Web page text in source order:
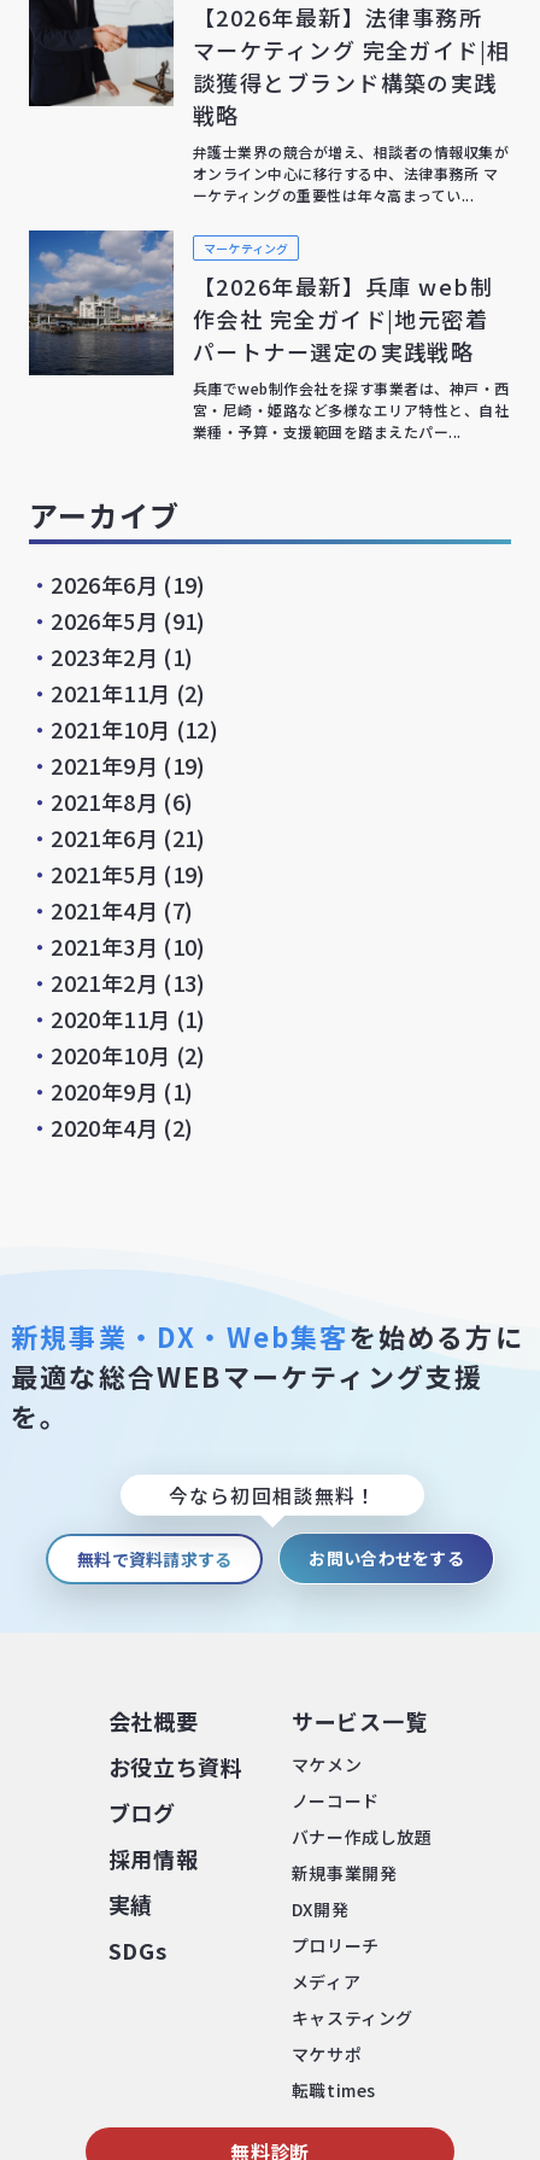
【2026年最新】法律事務所
マーケティング 完全ガイド|相
談獲得とブランド構築の実践
戦略
弁護士業界の競合が増え、相談者の情報収集が
オンライン中心に移行する中、法律事務所 マ
ーケティングの重要性は年々高まってい...
マーケティング
【2026年最新】兵庫 web制
作会社 完全ガイド|地元密着
パートナー選定の実践戦略
兵庫でweb制作会社を探す事業者は、神戸・西
宮・尼崎・姫路など多様なエリア特性と、自社
業種・予算・支援範囲を踏まえたパー...
アーカイブ
・ 2026年6月 (19)
・ 2026年5月 (91)
・ 2023年2月 (1)
・ 2021年11月 (2)
・ 2021年10月 (12)
・ 2021年9月 (19)
・ 2021年8月 (6)
・ 2021年6月 (21)
・ 2021年5月 (19)
・ 2021年4月 (7)
・ 2021年3月 (10)
・ 2021年2月 (13)
・ 2020年11月 (1)
・ 2020年10月 (2)
・ 2020年9月 (1)
・ 2020年4月 (2)
新規事業・DX・Web集客を始める方に
最適な総合WEBマーケティング支援
を。
今なら初回相談無料！
無料で資料請求する お問い合わせをする
会社概要
お役⽴ち資料
ブログ
採⽤情報
実績
SDGs
サービス⼀覧
マケメン
ノーコード
バナー作成し放題
新規事業開発
DX開発
プロリーチ
メディア
キャスティング
マケサポ
転職times
無料診断